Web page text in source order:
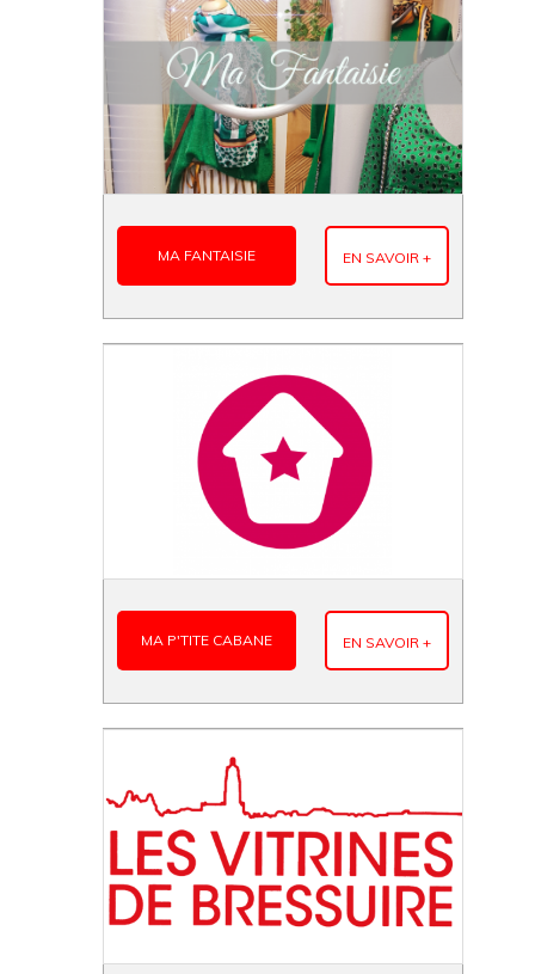
MA FANTAISIE EN SAVOIR +
MA P'TITE CABANE EN SAVOIR +